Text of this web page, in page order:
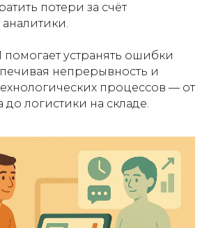
потери за счёт
устранять ошибки
непрерывность и
процессов — от
логистики на складе.